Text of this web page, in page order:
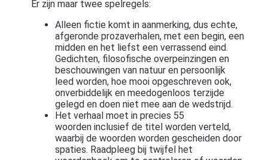
Er zijn maar twee spelregels:
Alleen fictie komt in aanmerking, dus echte,
afgeronde prozaverhalen, met een begin, een
midden en het liefst een verrassend eind.
Gedichten, filosofische overpeinzingen en
beschouwingen van natuur en persoonlijk
leed worden, hoe mooi opgeschreven ook,
onverbiddelijk en meedogenloos terzijde
gelegd en doen niet mee aan de wedstrijd.
Het verhaal moet in precies 55
woorden inclusief de titel worden verteld,
waarbij de woorden worden gescheiden door
spaties. Raadpleeg bij twijfel het